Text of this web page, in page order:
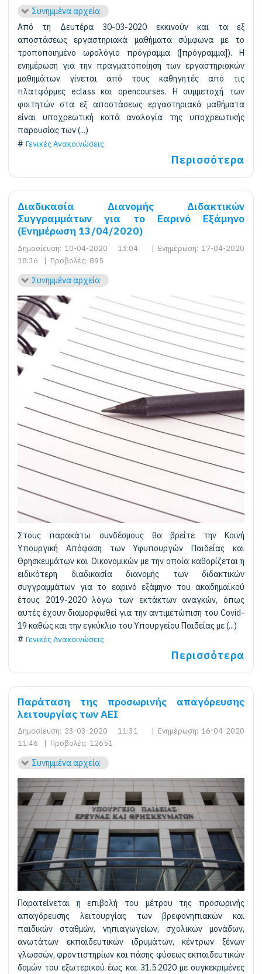
Συνημμένα αρχεία
Από τη Δευτέρα 30-03-2020 εκκινούν και τα εξ
αποστάσεως εργαστηριακά μαθήματα σύμφωνα με το
τροποποιημένο ωρολόγιο πρόγραμμα ([πρόγραμμα]). Η
ενημέρωση για την πραγματοποίηση των εργαστηριακών
μαθημάτων γίνεται από τους καθηγητές από τις
πλατφόρμες eclass και opencourses. Η συμμετοχή των
φοιτητών στα εξ αποστάσεως εργαστηριακά μαθήματα
είναι υποχρεωτική κατά αναλογία της υποχρεωτικής
παρουσίας των (...)
Γενικές Ανακοινώσεις
Περισσότερα
Διαδικασία Διανομής Διδακτικών
Συγγραμμάτων για το Εαρινό Εξάμηνο
(Ενημέρωση 13/04/2020)
Δημοσίευση: 10-04-2020 13:04 | Ενημέρωση: 17-04-2020
18:36
| Προβολές: 895
Συνημμένα αρχεία
Στους παρακάτω συνδέσμους θα βρείτε την Κοινή
Υπουργική Απόφαση των Υφυπουργών Παιδείας και
Θρησκευμάτων και Οικονομικών με την οποία καθορίζεται η
ειδικότερη διαδικασία διανομής των διδακτικών
συγγραμμάτων για το εαρινό εξάμηνο του ακαδημαϊκού
έτους 2019-2020 λόγω των εκτάκτων αναγκών, όπως
αυτές έχουν διαμορφωθεί για την αντιμετώπιση του Covid-
19 καθώς και την εγκύκλιο του Υπουργείου Παιδείας με (...)
Γενικές Ανακοινώσεις
Περισσότερα
Παράταση της προσωρινής απαγόρευσης
λειτουργίας των ΑΕΙ
Δημοσίευση: 23-03-2020 11:31 | Ενημέρωση: 16-04-2020
11:46
| Προβολές: 12651
Συνημμένα αρχεία
Παρατείνεται η επιβολή του μέτρου της προσωρινής
απαγόρευσης λειτουργίας των βρεφονηπιακών και
παιδικών σταθμών, νηπιαγωγείων, σχολικών μονάδων,
ανωτάτων εκπαιδευτικών ιδρυμάτων, κέντρων ξένων
γλωσσών, φροντιστηρίων και πάσης φύσεως εκπαιδευτικών
δομών του εξωτερικού έως και 31.5.2020 με συγκεκριμένες